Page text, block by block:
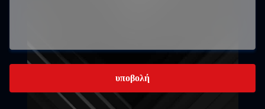
υποβολή